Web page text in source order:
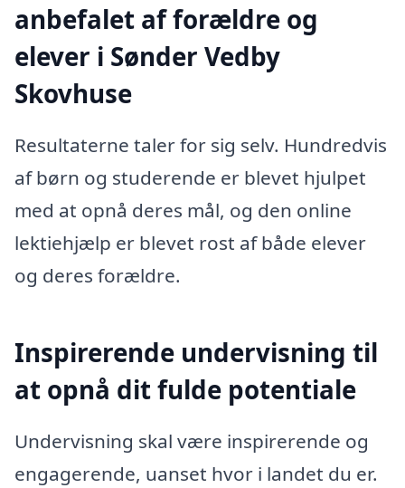
anbefalet af forældre og
elever i Sønder Vedby
Skovhuse
Resultaterne taler for sig selv. Hundredvis
af børn og studerende er blevet hjulpet
med at opnå deres mål, og den online
lektiehjælp er blevet rost af både elever
og deres forældre.
Inspirerende undervisning til
at opnå dit fulde potentiale
Undervisning skal være inspirerende og
engagerende, uanset hvor i landet du er.